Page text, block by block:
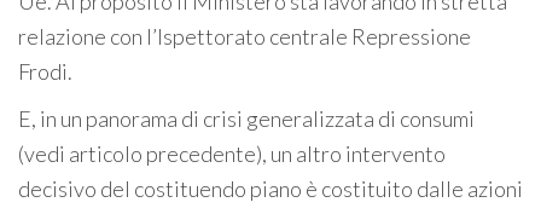
relazione con l’Ispettorato centrale Repressione
Frodi.
E, in un panorama di crisi generalizzata di consumi
(vedi articolo precedente), un altro intervento
decisivo del costituendo piano è costituito dalle azioni